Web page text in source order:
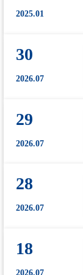
2025.01
30
2026.07
29
2026.07
28
2026.07
18
2026.07